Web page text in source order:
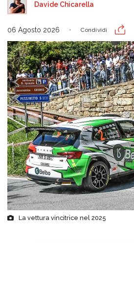
Davide Chicarella
06 Agosto 2026 Condividi
La vettura vincitrice nel 2025